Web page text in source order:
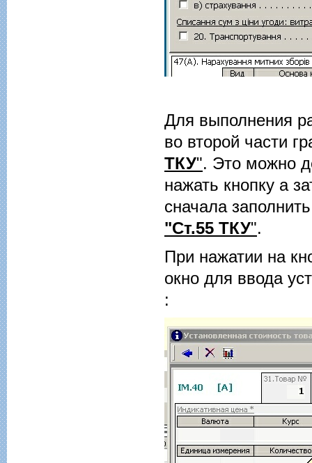
Для выполнения
во второй части
ТКУ". Это можно
нажать кнопку а
сначала
"Ст.55 ТКУ".
При нажатии на
окно для ввода
: